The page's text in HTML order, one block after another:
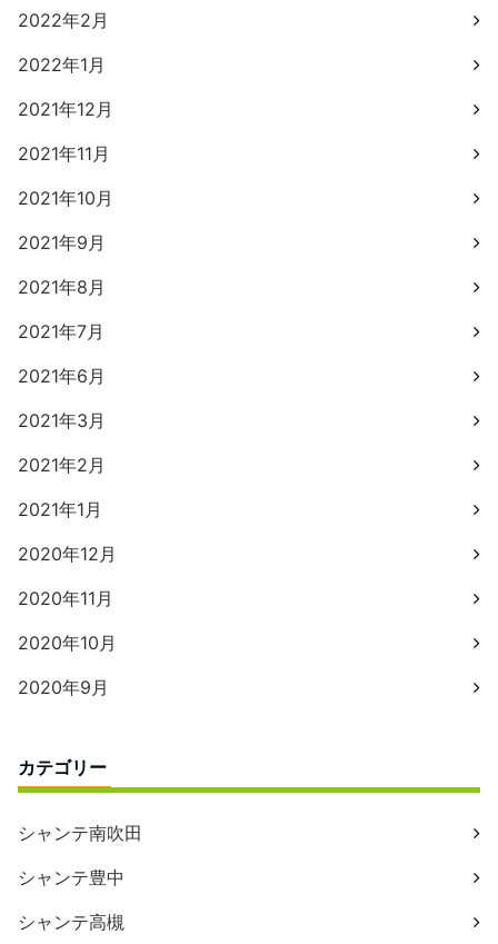
2022年2月
2022年1月
2021年12月
2021年11月
2021年10月
2021年9月
2021年8月
2021年7月
2021年6月
2021年3月
2021年2月
2021年1月
2020年12月
2020年11月
2020年10月
2020年9月
カテゴリー
シャンテ南吹田
シャンテ豊中
シャンテ高槻